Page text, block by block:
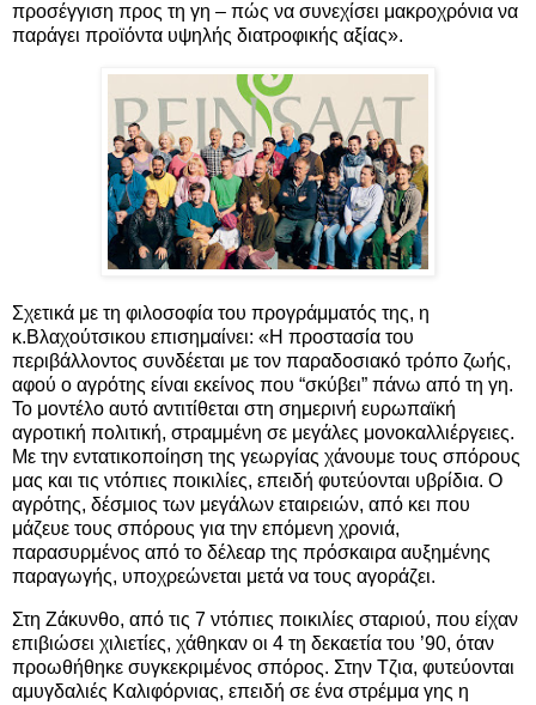
προσέγγιση προς τη γη – πώς να συνεχίσει μακροχρόνια να
παράγει προϊόντα υψηλής διατροφικής αξίας».
Σχετικά με τη φιλοσοφία του προγράμματός της, η
κ.Βλαχούτσικου επισημαίνει: «Η προστασία του
περιβάλλοντος συνδέεται με τον παραδοσιακό τρόπο ζωής,
αφού ο αγρότης είναι εκείνος που “σκύβει” πάνω από τη γη.
Το μοντέλο αυτό αντιτίθεται στη σημερινή ευρωπαϊκή
αγροτική πολιτική, στραμμένη σε μεγάλες μονοκαλλιέργειες.
Με την εντατικοποίηση της γεωργίας χάνουμε τους σπόρους
μας και τις ντόπιες ποικιλίες, επειδή φυτεύονται υβρίδια. Ο
αγρότης, δέσμιος των μεγάλων εταιρειών, από κει που
μάζευε τους σπόρους για την επόμενη χρονιά,
παρασυρμένος από το δέλεαρ της πρόσκαιρα αυξημένης
παραγωγής, υποχρεώνεται μετά να τους αγοράζει.
Στη Ζάκυνθο, από τις 7 ντόπιες ποικιλίες σταριού, που είχαν
επιβιώσει χιλιετίες, χάθηκαν οι 4 τη δεκαετία του ’90, όταν
προωθήθηκε συγκεκριμένος σπόρος. Στην Τζια, φυτεύονται
αμυγδαλιές Καλιφόρνιας, επειδή σε ένα στρέμμα γης η